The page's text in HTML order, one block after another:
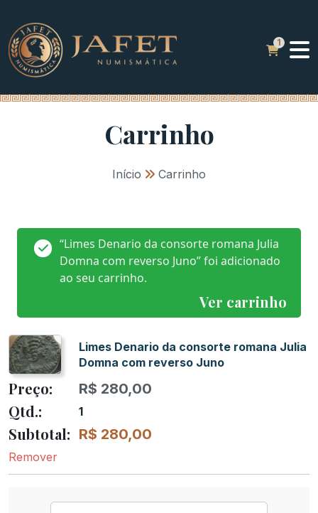
Carrinho
Início » Carrinho
Ver carrinho
“Limes Denario da consorte romana Julia
Domna com reverso Juno” foi adicionado
ao seu carrinho.
Limes Denario da consorte romana Julia
Domna com reverso Juno
R$ 280,00
1
R$ 280,00
Remover